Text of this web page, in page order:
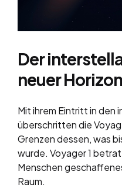
Der
neuer
Mit ihrem Eintritt in den
überschritten die
Grenzen dessen, was
wurde. Voyager 1
Menschen
Raum.